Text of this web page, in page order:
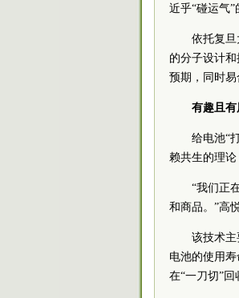
近乎“碰运气
依托复
的分子设计
预期，同时易
有趣且
给电池“
赖共生的理论
“我们正
和商品。”高
该技术
电池的使用
在“一刀切”